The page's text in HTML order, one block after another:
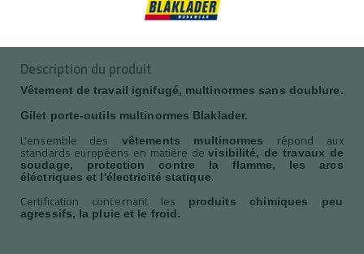
Description du produit
Vêtement de travail ignifugé, multinormes sans doublure.
Gilet porte-outils multinormes Blaklader.
L'ensemble des vêtements multinormes répond aux
standards européens en matière devisibilité, de travaux de
soudage, protection contre la flamme, les arcs
éléctriques et l'électricité statique.
Certification concernant les
produits chimiques peu
agressifs, la pluie et le froid.